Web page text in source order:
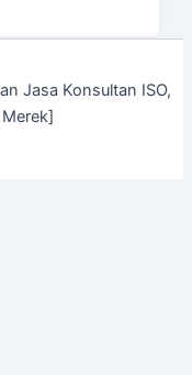
Jasa Konsultan ISO,